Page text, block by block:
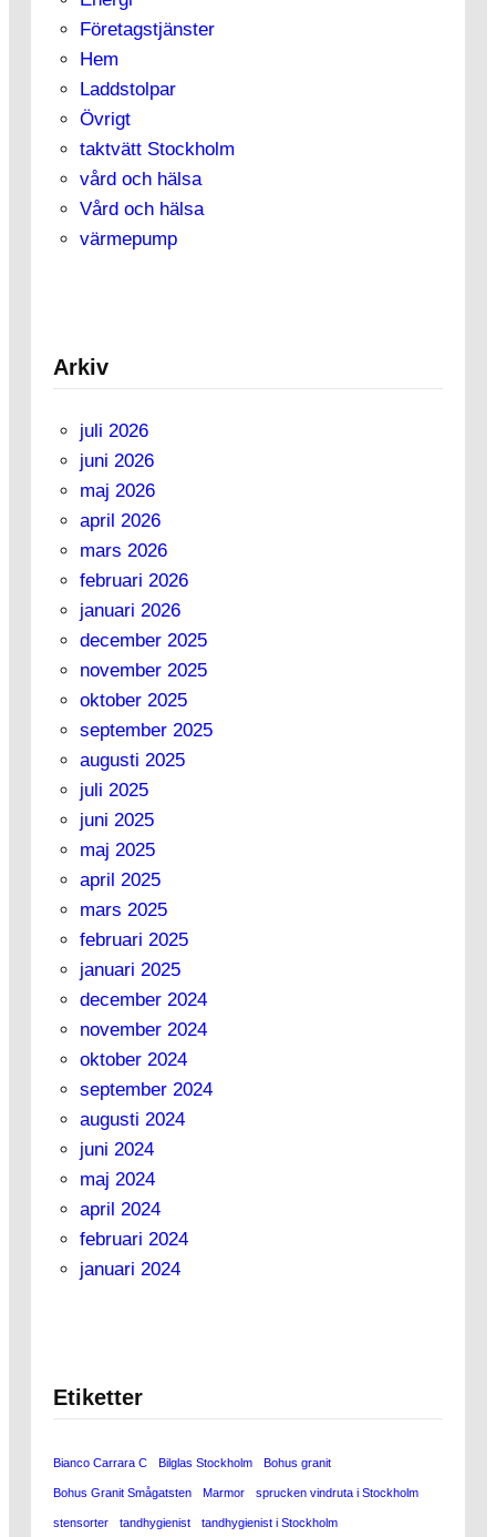
Företagstjänster
Hem
Laddstolpar
Övrigt
taktvätt Stockholm
vård och hälsa
Vård och hälsa
värmepump
Arkiv
juli 2026
juni 2026
maj 2026
april 2026
mars 2026
februari 2026
januari 2026
december 2025
november 2025
oktober 2025
september 2025
augusti 2025
juli 2025
juni 2025
maj 2025
april 2025
mars 2025
februari 2025
januari 2025
december 2024
november 2024
oktober 2024
september 2024
augusti 2024
juni 2024
maj 2024
april 2024
februari 2024
januari 2024
Etiketter
Bianco Carrara C Bilglas Stockholm Bohus granit
Bohus Granit Smågatsten Marmor sprucken vindruta i Stockholm
stensorter tandhygienist tandhygienist i Stockholm